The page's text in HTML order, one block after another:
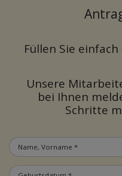
Füllen Sie
Unsere
bei Ihnen
Schritte